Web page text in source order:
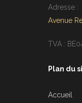
Adresse :
Avenue
TVA :
Plan du
Accueil